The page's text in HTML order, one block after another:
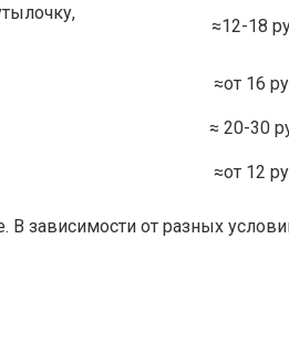
≈12-18
≈от 16
≈ 20-30
≈от 12
зависимости от разных